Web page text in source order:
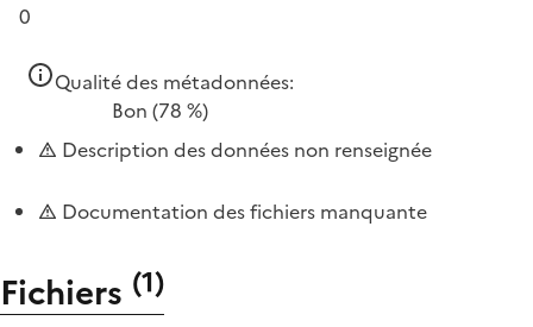
0
Qualité des métadonnées:
Bon (78 %)
Description des données non renseignée
Documentation des fichiers manquante
Fichiers (1)